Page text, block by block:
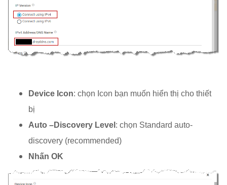
Device Icon: chọn Icon bạn muốn hiển thị cho thiết
bị
Auto –Discovery Level : chọn Standard auto-
discovery (recommended)
Nhấn OK